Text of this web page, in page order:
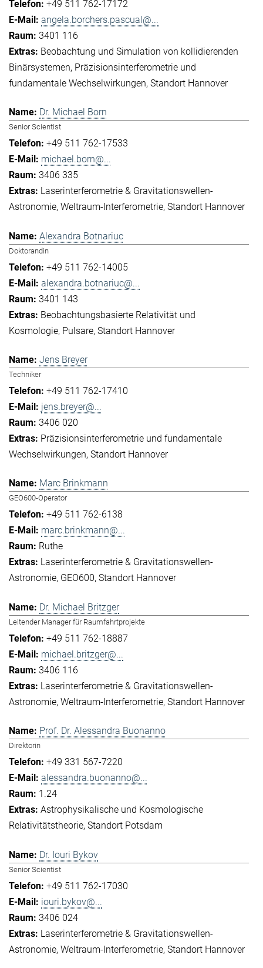
+49 511 762-17172
angela.borchers.pascual@...
3401 116
Beobachtung und Simulation von kollidierenden
Binärsystemen Präzisionsinterferometrie und
fundamentale Wechselwirkungen Standort Hannover
Dr. Michael Born
Senior Scientist
+49 511 762-17533
michael.born@...
3406 335
Laserinterferometrie & Gravitationswellen-
Astronomie Weltraum-Interferometrie Standort Hannover
Alexandra Botnariuc
Doktorandin
+49 511 762-14005
alexandra.botnariuc@...
3401 143
Beobachtungsbasierte Relativität und
Kosmologie Pulsare Standort Hannover
Jens Breyer
Techniker
+49 511 762-17410
jens.breyer@...
3406 020
Präzisionsinterferometrie und fundamentale
Wechselwirkungen Standort Hannover
Marc Brinkmann
GEO600-Operator
+49 511 762-6138
marc.brinkmann@...
Ruthe
Laserinterferometrie & Gravitationswellen-
Astronomie GEO600 Standort Hannover
Dr. Michael Britzger
Leitender Manager für Raumfahrtprojekte
+49 511 762-18887
michael.britzger@...
3406 116
Laserinterferometrie & Gravitationswellen-
Astronomie Weltraum-Interferometrie Standort Hannover
Prof. Dr. Alessandra Buonanno
Direktorin
+49 331 567-7220
alessandra.buonanno@...
1.24
Astrophysikalische und Kosmologische
Relativitätstheorie Standort Potsdam
Dr. Iouri Bykov
Senior Scientist
+49 511 762-17030
iouri.bykov@...
3406 024
Laserinterferometrie & Gravitationswellen-
Astronomie Weltraum-Interferometrie Standort Hannover